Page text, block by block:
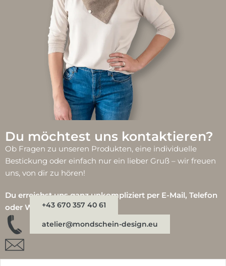
Du möchtest uns kontaktieren?
Ob Fragen zu unseren Produkten, eine individuelle
Bestickung oder einfach nur ein lieber Gruß – wir freuen
uns, von dir zu hören!
Du erreichst uns ganz unkompliziert per E-Mail, Telefon
oder WhatsApp:+43 670 357 40 61
atelier@mondschein-design.eu